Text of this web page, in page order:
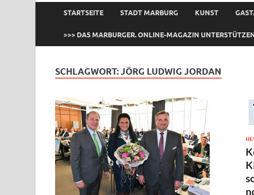
STARTSEITE STADT MARBURG KUNST
>>> DAS MARBURGER. ONLINE-MAGAZIN
SCHLAGWORT:JÖRG LUDWIG JORDAN